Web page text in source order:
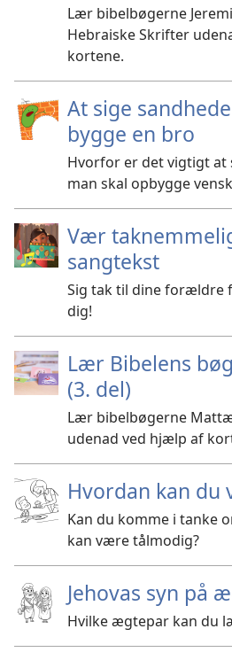
Lær bibelbøgerne
Hebraiske Skrifter
kortene.
At sige
bygge en bro
Hvorfor er det vigtigt at
man skal opbygge
Vær
sangtekst
Sig tak til dine forældre
dig!
Lær Bibelens
(3. del)
Lær bibelbøgerne
udenad ved hjælp af
Hvordan kan
Kan du komme i tanke
kan være tålmodig?
Jehovas syn på
Hvilke ægtepar kan du